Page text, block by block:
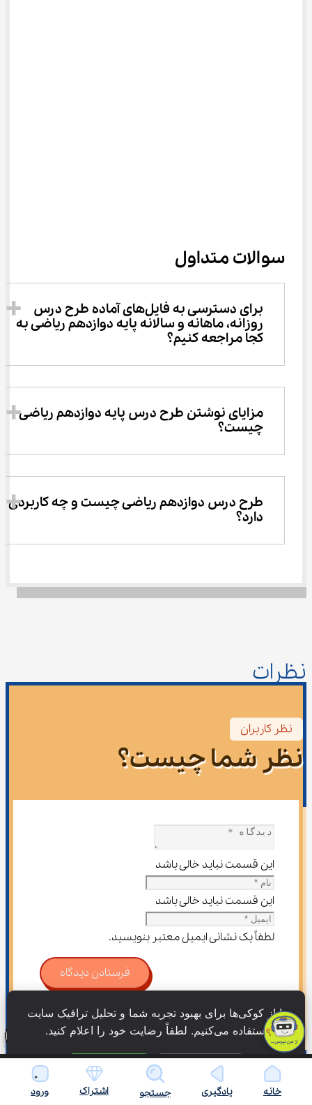
سوالات متداول
برای دسترسی به فایل‌های آماده طرح درس
روزانه، ماهانه و سالانه پایه دوازدهم ریاضی به
کجا مراجعه کنیم؟
مزایای نوشتن طرح درس پایه دوازدهم ریاضی
چیست؟
طرح درس دوازدهم ریاضی چیست و چه کاربردی
دارد؟
نظرات
نظر کاربران
نظر شما چیست؟
این قسمت نباید خالی باشد
این قسمت نباید خالی باشد
لطفاً یک نشانی ایمیل معتبر بنویسید.
فرستادن دیدگاه
خانه یادگیری جستجو اشتراک ورود
ما از کوکی‌ها برای بهبود تجربه شما و تحلیل ترافیک سایت
استفاده می‌کنیم. لطفاً رضایت خود را اعلام کنید.
فقط ضروری پذیرش همه